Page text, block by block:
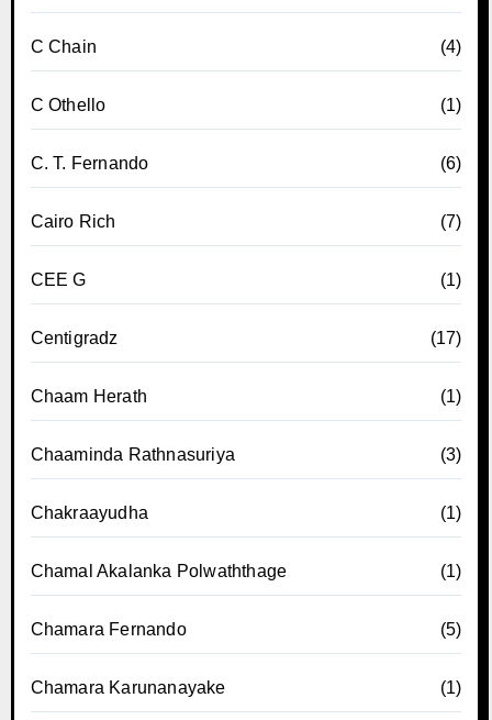
C Chain (4)
C Othello (1)
C. T. Fernando (6)
Cairo Rich (7)
CEE G (1)
Centigradz (17)
Chaam Herath (1)
Chaaminda Rathnasuriya (3)
Chakraayudha (1)
Chamal Akalanka Polwaththage (1)
Chamara Fernando (5)
Chamara Karunanayake (1)